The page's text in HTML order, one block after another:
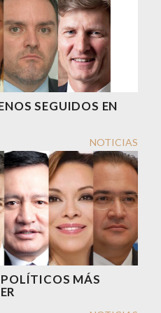
SEGUIDOS EN
NOTICIAS
MÁS